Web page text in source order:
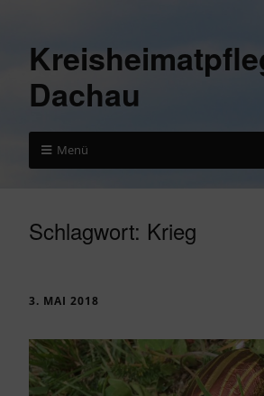
Dachau
Menü
Schlagwort: Krieg
3. MAI 2018